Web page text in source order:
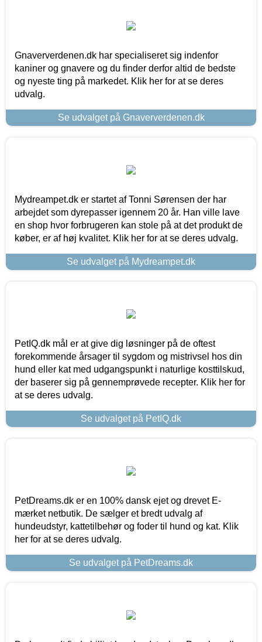
Gnaververdenen.dk har specialiseret sig indenfor
kaniner og gnavere og du finder derfor altid de bedste
og nyeste ting på markedet. Klik her for at se deres
udvalg.
Se udvalget på Gnaververdenen.dk
Mydreampet.dk er startet af Tonni Sørensen der har
arbejdet som dyrepasser igennem 20 år. Han ville lave
en shop hvor forbrugeren kan stole på at det produkt de
køber, er af høj kvalitet. Klik her for at se deres udvalg.
Se udvalget på Mydreampet.dk
PetIQ.dk mål er at give dig løsninger på de oftest
forekommende årsager til sygdom og mistrivsel hos din
hund eller kat med udgangspunkt i naturlige kosttilskud,
der baserer sig på gennemprøvede recepter. Klik her for
at se deres udvalg.
Se udvalget på PetIQ.dk
PetDreams.dk er en 100% dansk ejet og drevet E-
mærket netbutik. De sælger et bredt udvalg af
hundeudstyr, kattetilbehør og foder til hund og kat. Klik
her for at se deres udvalg.
Se udvalget på PetDreams.dk